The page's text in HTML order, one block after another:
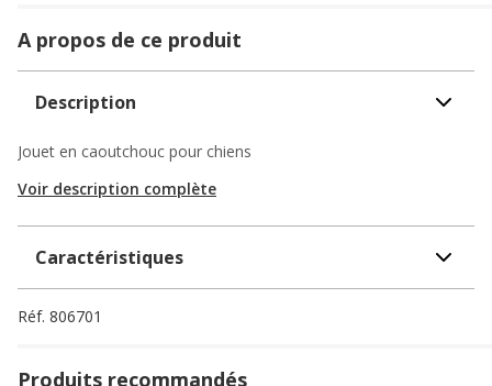
A propos de ce produit
Description
Jouet en caoutchouc pour chiens
Voir description complète
Caractéristiques
Réf. 806701
Produits recommandés